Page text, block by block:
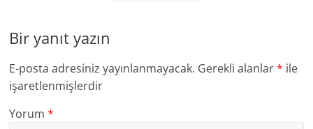
Bir yanıt yazın
E-posta adresiniz yayınlanmayacak. Gerekli alanlar* ile
işaretlenmişlerdir
Yorum*